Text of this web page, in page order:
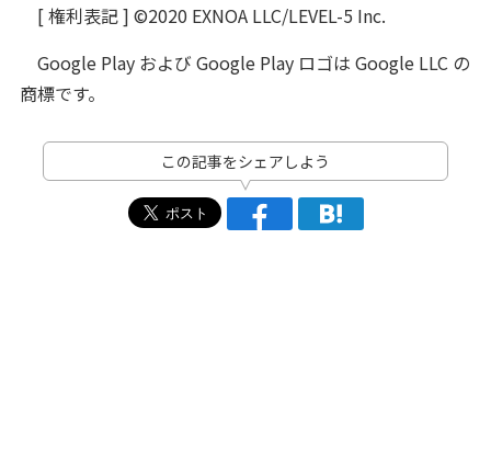
[ 権利表記 ] ©2020 EXNOA LLC/LEVEL-5 Inc.
Google Play および Google Play ロゴは Google LLC の
商標です。
この記事をシェアしよう